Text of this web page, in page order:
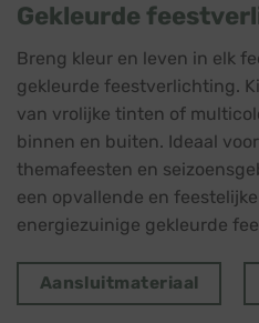
Gekleurde
Breng kleur en leven in elk
gekleurde feestverlichting.
van vrolijke tinten of
binnen en buiten. Ideaal
themafeesten en
een opvallende en
energiezuinige gekleurde
Aansluitmateriaal